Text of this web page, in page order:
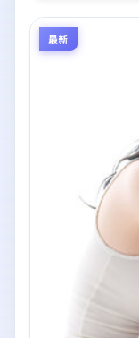
最新